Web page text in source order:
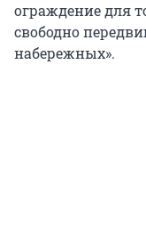
ограждение для
свободно
набережных».